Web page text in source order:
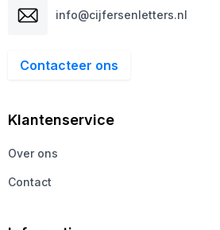
info@cijfersenletters.nl
Contacteer ons
Klantenservice
Over ons
Contact